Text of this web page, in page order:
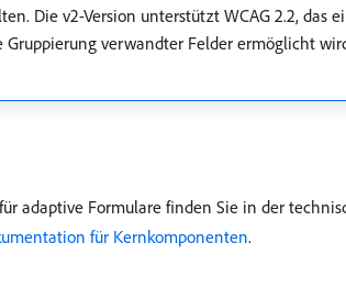
Die v2-Version unterstützt WCAG 2.2,
verwandter Felder ermöglicht
adaptive Formulare finden Sie in der
für Kernkomponenten.